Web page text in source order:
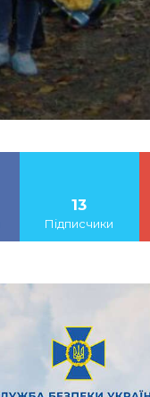
13
Підписчики